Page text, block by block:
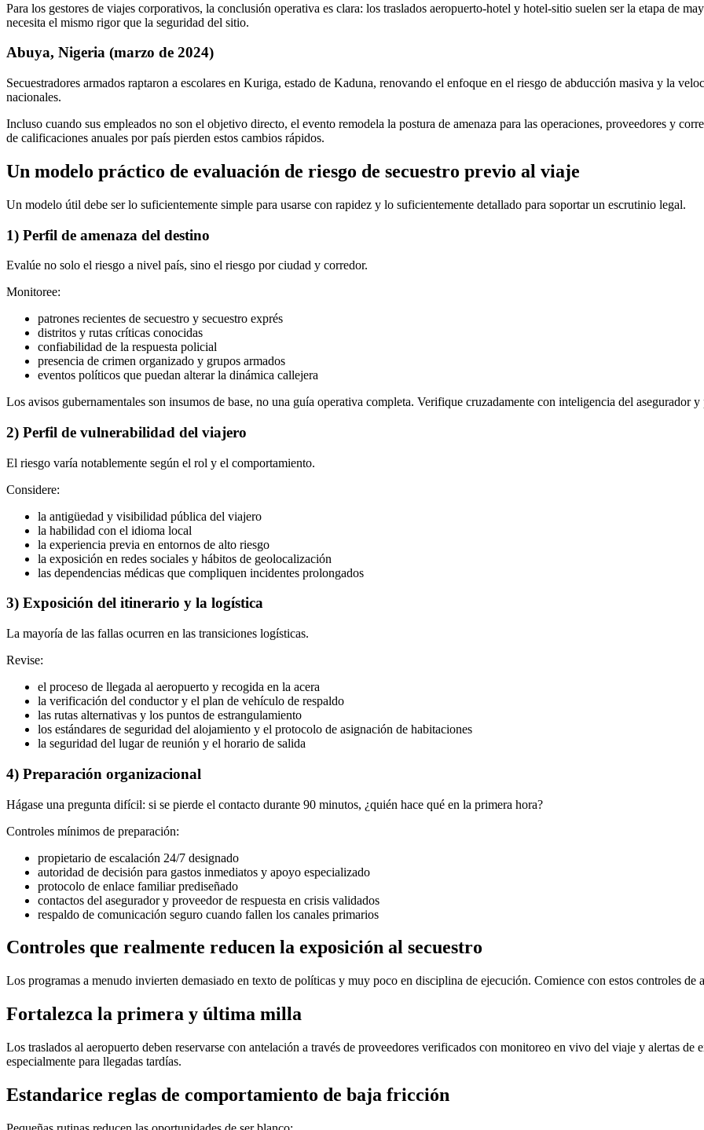
Para los gestores de viajes corporativos, la conclusión operativa es clara: los traslados aeropuerto-hotel y hotel-sitio suelen ser la etapa de
necesita el mismo rigor que la seguridad del sitio.
Abuya, Nigeria (marzo de 2024)
Secuestradores armados raptaron a escolares en Kuriga, estado de Kaduna, renovando el enfoque en el riesgo de abducción masiva y la
nacionales.
Incluso cuando sus empleados no son el objetivo directo, el evento remodela la postura de amenaza para las operaciones, proveedores y
de calificaciones anuales por país pierden estos cambios rápidos.
Un modelo práctico de evaluación de riesgo de secuestro previo al viaje
Un modelo útil debe ser lo suficientemente simple para usarse con rapidez y lo suficientemente detallado para soportar un escrutinio legal.
1) Perfil de amenaza del destino
Evalúe no solo el riesgo a nivel país, sino el riesgo por ciudad y corredor.
Monitoree:
patrones recientes de secuestro y secuestro exprés
distritos y rutas críticas conocidas
confiabilidad de la respuesta policial
presencia de crimen organizado y grupos armados
eventos políticos que puedan alterar la dinámica callejera
Los avisos gubernamentales son insumos de base, no una guía operativa completa. Verifique cruzadamente con inteligencia del asegurador
2) Perfil de vulnerabilidad del viajero
El riesgo varía notablemente según el rol y el comportamiento.
Considere:
la antigüedad y visibilidad pública del viajero
la habilidad con el idioma local
la experiencia previa en entornos de alto riesgo
la exposición en redes sociales y hábitos de geolocalización
las dependencias médicas que compliquen incidentes prolongados
3) Exposición del itinerario y la logística
La mayoría de las fallas ocurren en las transiciones logísticas.
Revise:
el proceso de llegada al aeropuerto y recogida en la acera
la verificación del conductor y el plan de vehículo de respaldo
las rutas alternativas y los puntos de estrangulamiento
los estándares de seguridad del alojamiento y el protocolo de asignación de habitaciones
la seguridad del lugar de reunión y el horario de salida
4) Preparación organizacional
Hágase una pregunta difícil: si se pierde el contacto durante 90 minutos, ¿quién hace qué en la primera hora?
Controles mínimos de preparación:
propietario de escalación 24/7 designado
autoridad de decisión para gastos inmediatos y apoyo especializado
protocolo de enlace familiar prediseñado
contactos del asegurador y proveedor de respuesta en crisis validados
respaldo de comunicación seguro cuando fallen los canales primarios
Controles que realmente reducen la exposición al secuestro
Los programas a menudo invierten demasiado en texto de políticas y muy poco en disciplina de ejecución. Comience con estos controles de
Fortalezca la primera y última milla
Los traslados al aeropuerto deben reservarse con antelación a través de proveedores verificados con monitoreo en vivo del viaje y alertas
especialmente para llegadas tardías.
Estandarice reglas de comportamiento de baja fricción